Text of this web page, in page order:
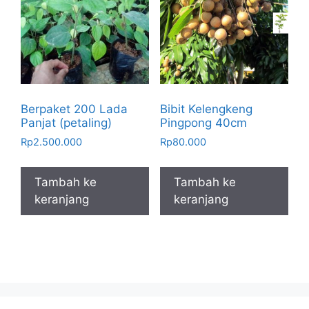
Berpaket 200 Lada
Panjat (petaling)
Rp2.500.000
Tambah ke
keranjang
Bibit Kelengkeng
Pingpong 40cm
Rp80.000
Tambah ke
keranjang